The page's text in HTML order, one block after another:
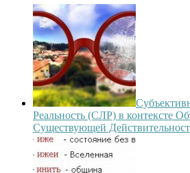
Реальность (СЛР) в контексте
Существующей